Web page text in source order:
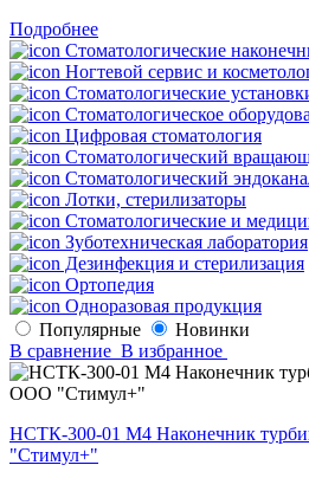
Подробнее
Стоматологические
Ногтевой сервис и
Стоматологические
Стоматологическое
Цифровая стоматология
Стоматологический
Стоматологический
Лотки, стерилизаторы
Стоматологические и
Зуботехническая лаборатория
Дезинфекция и стерилизация
Ортопедия
Одноразовая продукция
Популярные
Новинки
В сравнение В избранное
НСТК-300-01 М4 Наконечник
"Стимул+"